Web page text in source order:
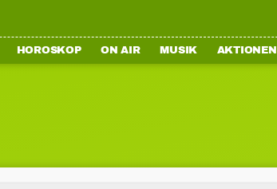
HOROSKOP ON AIR MUSIK AKTIONEN